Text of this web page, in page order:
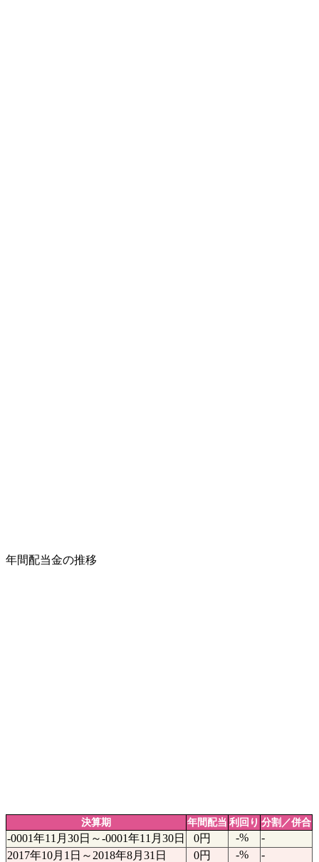
年間配当金の推移
決算期 年間配当 利回り 分割／併合
-0001年11月30日～-0001年11月30日 0円 -%
-
2017年10月1日～2018年8月31日
0円 -%
-